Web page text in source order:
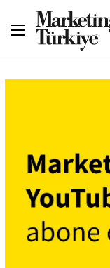
Dergiler
Etkinlikler